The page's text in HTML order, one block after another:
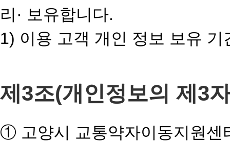
리· 보유합니다.
1) 이용 고객 개인 정보 보유
제3조(개인정보의 제3
① 고양시 교통약자이동지원센